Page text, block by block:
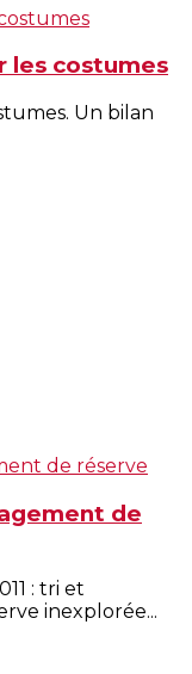
les costumes
Un bilan
de
: tri et
inexplorée...